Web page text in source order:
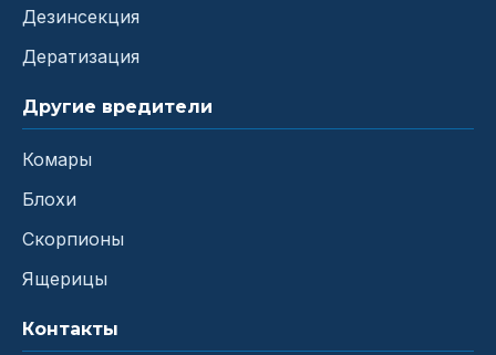
Дезинсекция
Дератизация
Другие вредители
Комары
Блохи
Скорпионы
Ящерицы
Контакты